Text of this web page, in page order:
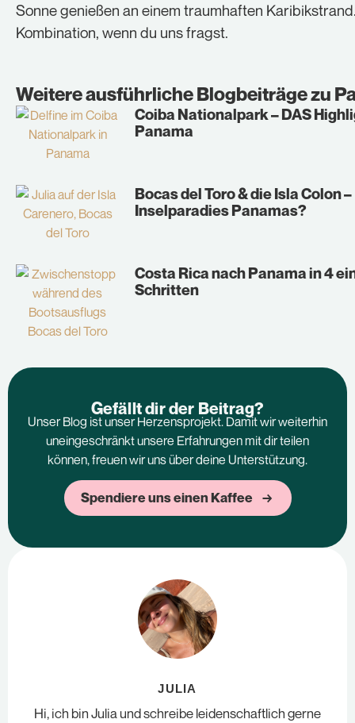
Sonne genießen an einem traumhaften
Kombination, wenn du uns fragst.
Weitere ausführliche Blogbeiträge zu
Coiba Nationalpark – DAS
Panama
Bocas del Toro & die Isla Colon –
Inselparadies Panamas?
Costa Rica nach Panama in 4
Schritten
Gefällt dir der Beitrag?
Unser Blog ist unser Herzensprojekt. Damit wir weiterhin
uneingeschränkt unsere Erfahrungen mit dir teilen
können, freuen wir uns über deine Unterstützung.
Spendiere uns einen Kaffee →
JULIA
Hi, ich bin Julia und schreibe leidenschaftlich gerne